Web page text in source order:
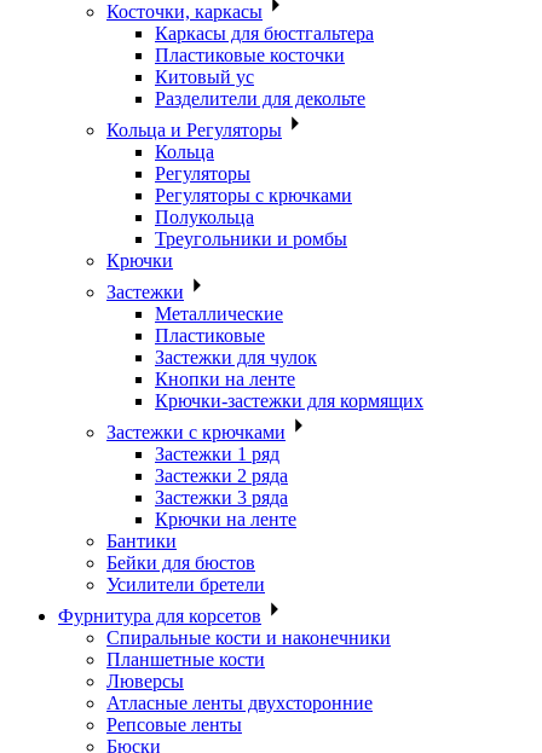
Косточки, каркасы
Каркасы для бюстгальтера
Пластиковые косточки
Китовый ус
Разделители для декольте
Кольца и Регуляторы
Кольца
Регуляторы
Регуляторы с крючками
Полукольца
Треугольники и ромбы
Крючки
Застежки
Металлические
Пластиковые
Застежки для чулок
Кнопки на ленте
Крючки-застежки для кормящих
Застежки с крючками
Застежки 1 ряд
Застежки 2 ряда
Застежки 3 ряда
Крючки на ленте
Бантики
Бейки для бюстов
Усилители бретели
Фурнитура для корсетов
Спиральные кости и наконечники
Планшетные кости
Люверсы
Атласные ленты двухсторонние
Репсовые ленты
Бюски